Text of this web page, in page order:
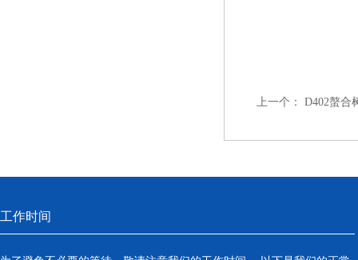
上一个： D402螯合
工作时间